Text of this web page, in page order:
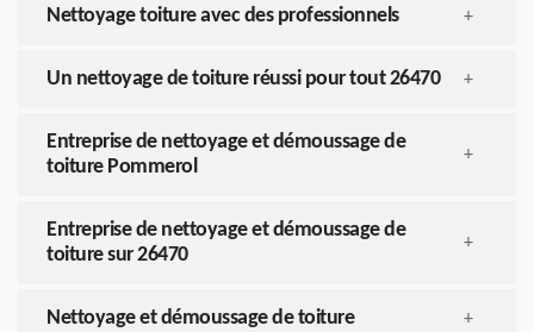
Nettoyage toiture avec des professionnels +
Un nettoyage de toiture réussi pour tout 26470 +
Entreprise de nettoyage et démoussage de
toiture Pommerol
+
Entreprise de nettoyage et démoussage de
toiture sur 26470
+
Nettoyage et démoussage de toiture +